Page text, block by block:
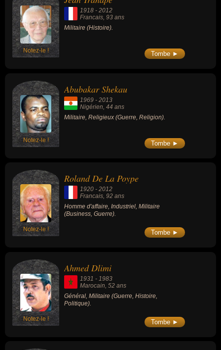
Notez-le !
1918 - 2012
Francais, 93 ans
Militaire (Histoire).
Tombe ►
Notez-le !
Abubakar Shekau
1969 - 2013
Nigérien , 44 ans
Militaire, Religieux (Guerre, Religion).
Tombe ►
Notez-le !
Roland De La Poype
1920 - 2012
Francais, 92 ans
Homme d'affaire, Industriel, Militaire
(Business, Guerre).
Tombe ►
Notez-le !
Ahmed Dlimi
1931 - 1983
Marocain, 52 ans
Général, Militaire (Guerre, Histoire,
Politique).
Tombe ►